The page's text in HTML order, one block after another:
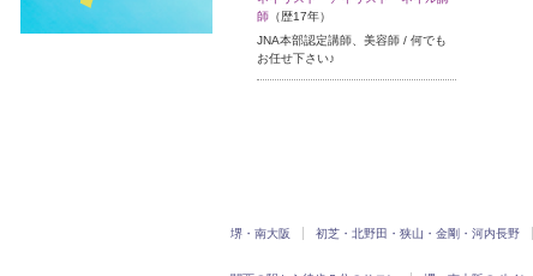
師（歴17年）
JNA本部認定講師、美容師 / 何でも
お任せ下さい♪
堺・南大阪 初芝・北野田・狭山・金剛・河内長野